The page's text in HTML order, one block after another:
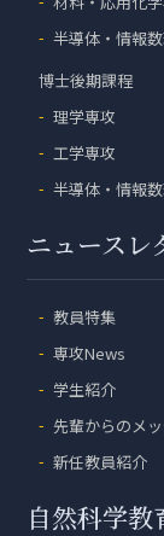
半導体・情報
博士後期課程
理学専攻
工学専攻
半導体・情報
ニュースレ
教員特集
専攻News
学生紹介
先輩からのメ
新任教員紹介
自然科学教